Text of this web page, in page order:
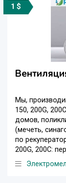
1 $
Мы,
150, 200G,
домов,
(мечеть,
по
200G, 200С: